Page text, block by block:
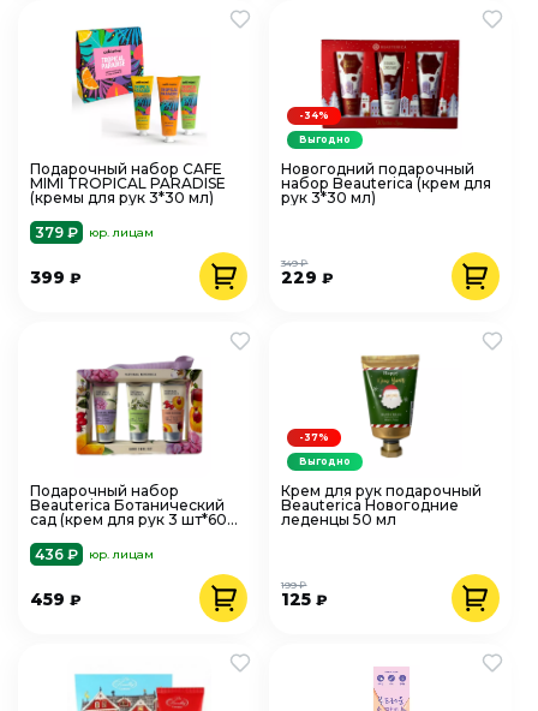
Подарочный набор CAFE
MIMI TROPICAL PARADISE
(кремы для рук 3*30 мл)
379 ₽
юр. лицам
399 ₽
Новогодний подарочный
набор Beauterica (крем для
рук 3*30 мл)
229₽
349 ₽
-34%
Выгодно
Подарочный набор
Beauterica Ботанический
сад (крем для рук 3 шт*60
436 ₽
юр. лицам
459 ₽
Крем для рук подарочный
Beauterica Новогодние
леденцы 50 мл
125₽
199 ₽
-37%
Выгодно